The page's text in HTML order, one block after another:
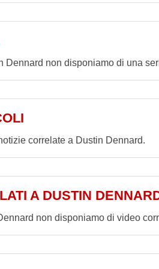
Dennard non disponiamo di una
correlate a Dustin Dennard.
A DUSTIN
non disponiamo di video